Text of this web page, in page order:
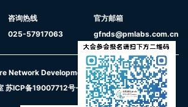
咨询热线
025-57917063
官方邮箱
gfnds@pmlabs.com.cn
Network Development Conference
苏ICP备19007712号-5